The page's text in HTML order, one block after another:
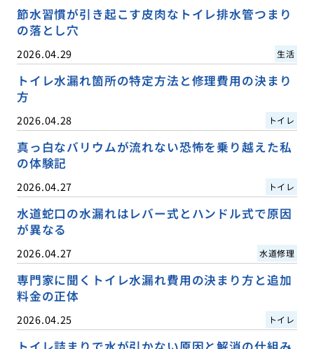
節水習慣が引き起こす皮肉なトイレ排水管つまり
の落とし穴
2026.04.29 生活
トイレ水漏れ箇所の特定方法と修理費用の決まり
方
2026.04.28 トイレ
真っ白なバリウムが流れない恐怖を乗り越えた私
の体験記
2026.04.27 トイレ
水道蛇口の水漏れはレバー式とハンドル式で原因
が異なる
2026.04.27 水道修理
専門家に聞くトイレ水漏れ費用の決まり方と追加
料金の正体
2026.04.25 トイレ